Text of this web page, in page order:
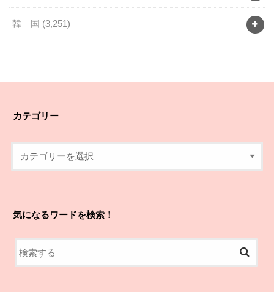
韓 国 (3,251)
カテゴリー
気になるワードを検索！